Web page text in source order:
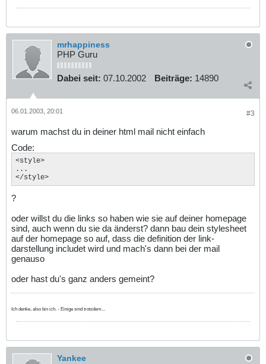
mrhappiness
PHP Guru
Dabei seit: 07.10.2002 Beiträge: 14890
#3
06.01.2003, 20:01
warum machst du in deiner html mail nicht einfach
Code:
<style>
...
</style>
?
oder willst du die links so haben wie sie auf deiner homepage
sind, auch wenn du sie da änderst? dann bau dein stylesheet
auf der homepage so auf, dass die definition der link-
darstellung includet wird und mach's dann bei der mail
genauso
oder hast du's ganz anders gemeint?
Ich denke, also bin ich. - Einige sind trotzdem...
Yankee